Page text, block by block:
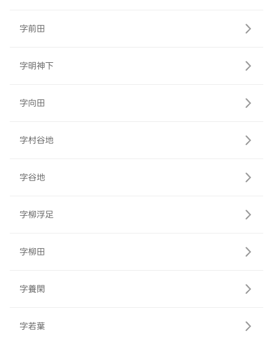
字前田
字明神下
字向田
字村谷地
字谷地
字柳浮足
字柳田
字養閑
字若葉